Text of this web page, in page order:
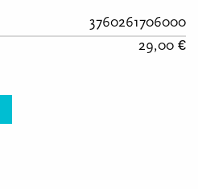
3760261706000
29,00 €